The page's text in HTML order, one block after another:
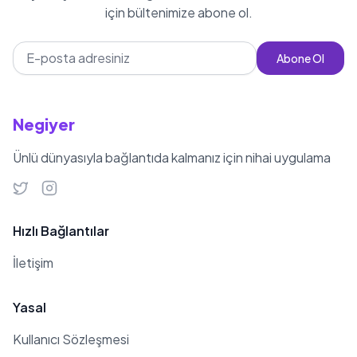
için bültenimize abone ol.
Abone Ol
Negiyer
Ünlü dünyasıyla bağlantıda kalmanız için nihai uygulama
Hızlı Bağlantılar
İletişim
Yasal
Kullanıcı Sözleşmesi